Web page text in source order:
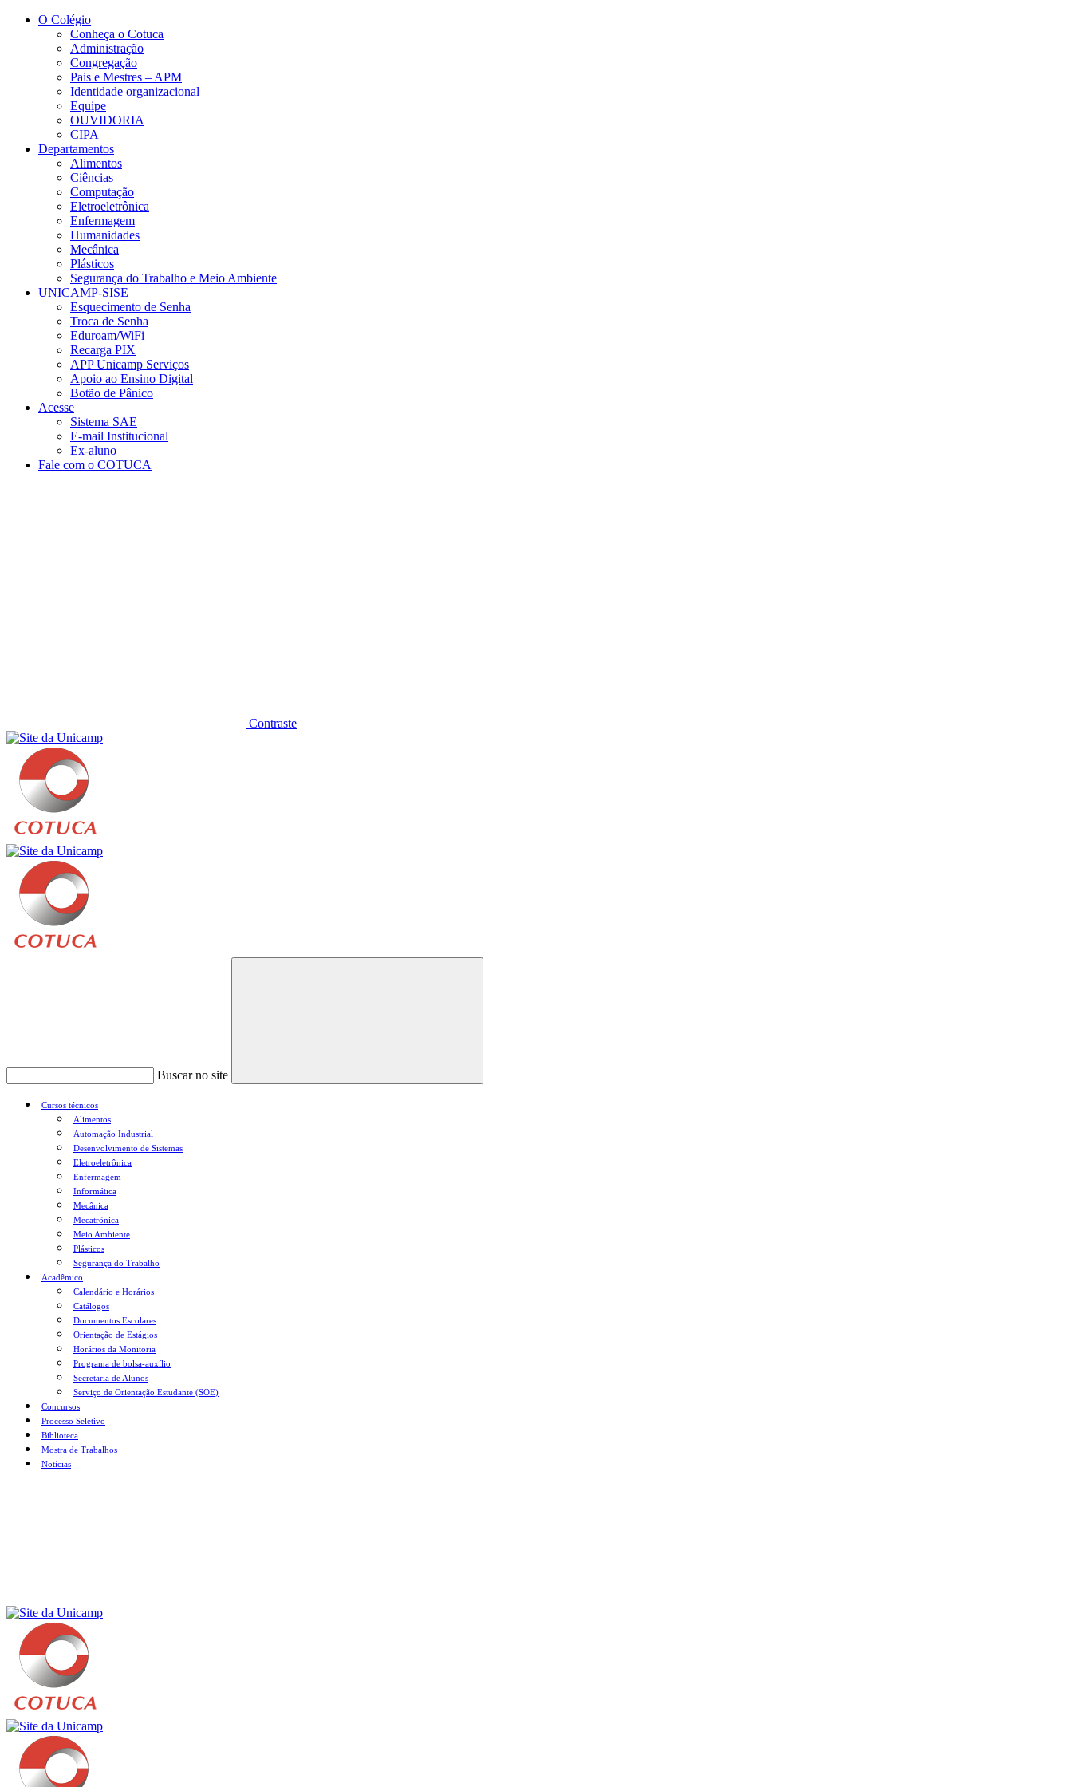
Conteúdo principal
O Colégio
Conheça o Cotuca
Administração
Congregação
Pais e Mestres – APM
Identidade organizacional
Equipe
OUVIDORIA
CIPA
Departamentos
Alimentos
Ciências
Computação
Eletroeletrônica
Enfermagem
Humanidades
Mecânica
Plásticos
Segurança do Trabalho e Meio Ambiente
UNICAMP-SISE
Esquecimento de Senha
Troca de Senha
Eduroam/WiFi
Recarga PIX
APP Unicamp Serviços
Apoio ao Ensino Digital
Botão de Pânico
Acesse
Sistema SAE
E-mail Institucional
Ex-aluno
Fale com o COTUCA
Contraste
Buscar no site
Buscar
Cursos técnicos
Alimentos
Automação Industrial
Desenvolvimento de Sistemas
Eletroeletrônica
Enfermagem
Informática
Mecânica
Mecatrônica
Meio Ambiente
Plásticos
Segurança do Trabalho
Acadêmico
Calendário e Horários
Catálogos
Documentos Escolares
Orientação de Estágios
Horários da Monitoria
Programa de bolsa-auxílio
Secretaria de Alunos
Serviço de Orientação Estudante (SOE)
Concursos
Processo Seletivo
Biblioteca
Mostra de Trabalhos
Notícias